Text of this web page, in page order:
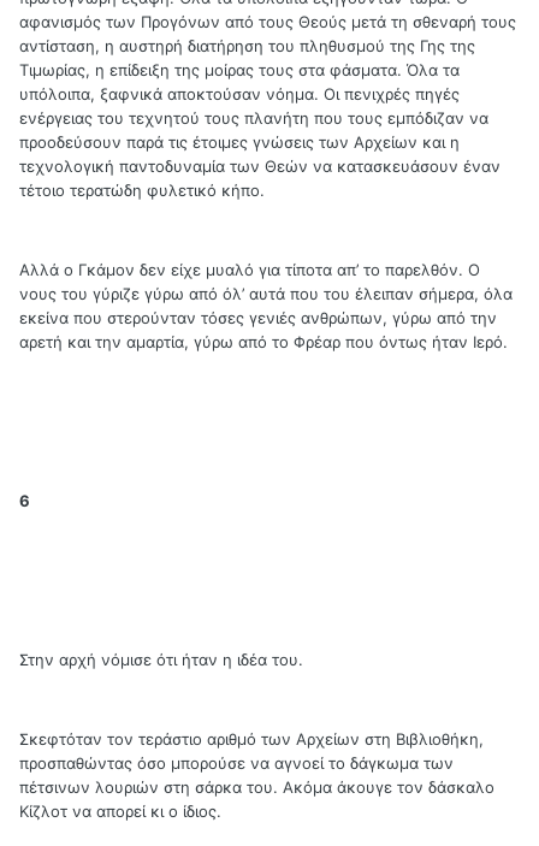
αφανισμός των Προγόνων από τους Θεούς μετά τη σθεναρή τους
αντίσταση, η αυστηρή διατήρηση του πληθυσμού της Γης της
Τιμωρίας, η επίδειξη της μοίρας τους στα φάσματα. Όλα τα
υπόλοιπα, ξαφνικά αποκτούσαν νόημα. Οι πενιχρές πηγές
ενέργειας του τεχνητού τους πλανήτη που τους εμπόδιζαν να
προοδεύσουν παρά τις έτοιμες γνώσεις των Αρχείων και η
τεχνολογική παντοδυναμία των Θεών να κατασκευάσουν έναν
τέτοιο τερατώδη φυλετικό κήπο.
Αλλά ο Γκάμον δεν είχε μυαλό για τίποτα απ’ το παρελθόν. Ο
νους του γύριζε γύρω από όλ’ αυτά που του έλειπαν σήμερα, όλα
εκείνα που στερούνταν τόσες γενιές ανθρώπων, γύρω από την
αρετή και την αμαρτία, γύρω από το Φρέαρ που όντως ήταν Ιερό.
6
Στην αρχή νόμισε ότι ήταν η ιδέα του.
Σκεφτόταν τον τεράστιο αριθμό των Αρχείων στη Βιβλιοθήκη,
προσπαθώντας όσο μπορούσε να αγνοεί το δάγκωμα των
πέτσινων λουριών στη σάρκα του. Ακόμα άκουγε τον δάσκαλο
Κίζλοτ να απορεί κι ο ίδιος.